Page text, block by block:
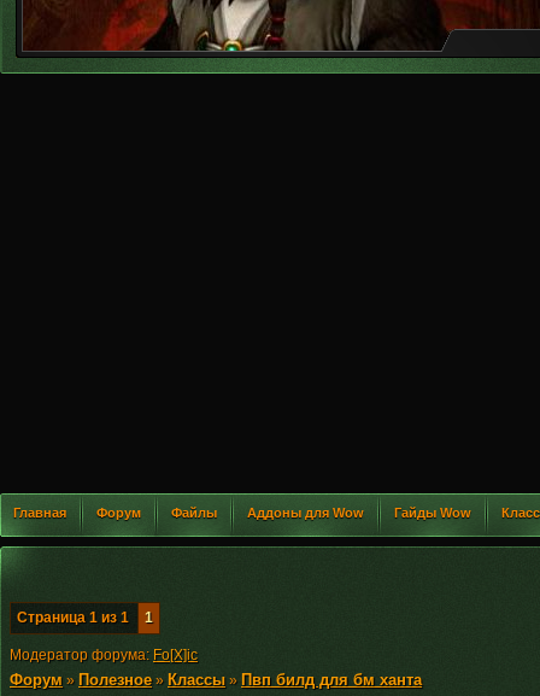
Главная Форум Файлы Аддоны для Wow Гайды Wow
Страница 1 из 1 1
Модератор форума: Fo[X]ic
Форум » Полезное» Классы » Пвп билд для бм ханта